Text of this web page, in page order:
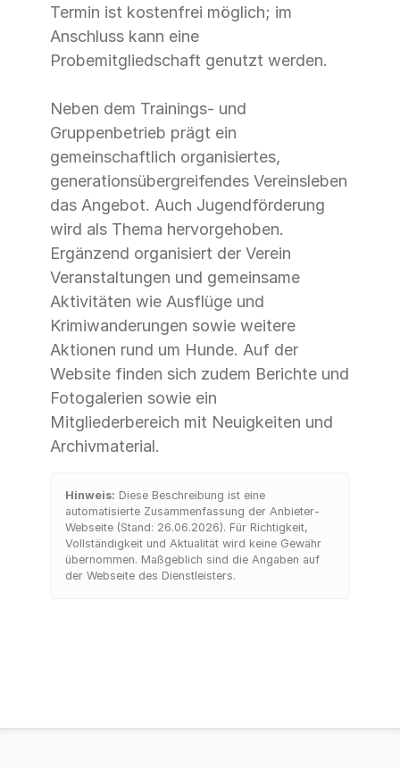
Termin ist kostenfrei möglich; im
Anschluss kann eine
Probemitgliedschaft genutzt werden.
Neben dem Trainings- und
Gruppenbetrieb prägt ein
gemeinschaftlich organisiertes,
generationsübergreifendes Vereinsleben
das Angebot. Auch Jugendförderung
wird als Thema hervorgehoben.
Ergänzend organisiert der Verein
Veranstaltungen und gemeinsame
Aktivitäten wie Ausflüge und
Krimiwanderungen sowie weitere
Aktionen rund um Hunde. Auf der
Website finden sich zudem Berichte und
Fotogalerien sowie ein
Mitgliederbereich mit Neuigkeiten und
Archivmaterial.
Hinweis: Diese Beschreibung ist eine
automatisierte Zusammenfassung der Anbieter-
Webseite (Stand: 26.06.2026). Für Richtigkeit,
Vollständigkeit und Aktualität wird keine Gewähr
übernommen. Maßgeblich sind die Angaben auf
der Webseite des Dienstleisters.